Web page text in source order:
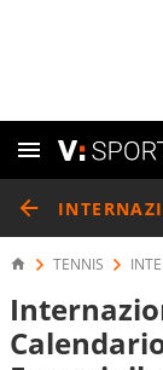
TENNIS